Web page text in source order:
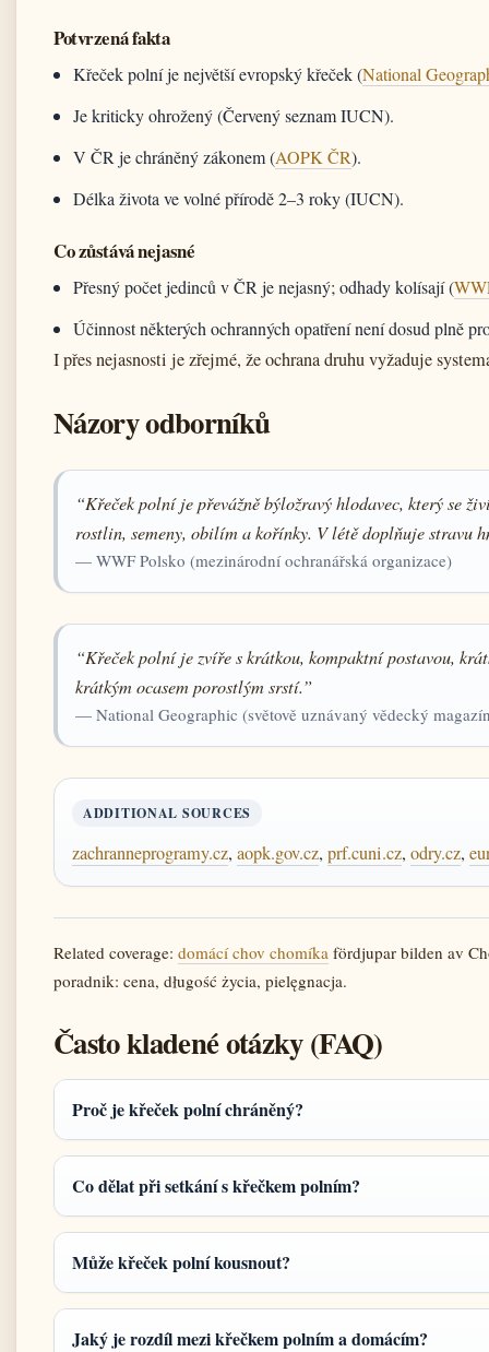
Potvrzená fakta
Křeček polní je největší evropský křeček (National
Je kriticky ohrožený (Červený seznam IUCN).
V ČR je chráněný zákonem (AOPK ČR).
Délka života ve volné přírodě 2–3 roky (IUCN).
Co zůstává nejasné
Přesný počet jedinců v ČR je nejasný; odhady kolísají (
Účinnost některých ochranných opatření není dosud plně
I přes nejasnosti je zřejmé, že ochrana druhu vyžaduje
Názory odborníků
“Křeček polní je převážně býložravý hlodavec, který se
rostlin, semeny, obilím a kořínky. V létě doplňuje stravu
— WWF Polsko (mezinárodní ochranářská organizace)
“Křeček polní je zvíře s krátkou, kompaktní postavou,
krátkým ocasem porostlým srstí.”
— National Geographic (světově uznávaný vědecký
ADDITIONAL SOURCES
zachranneprogramy.cz, aopk.gov.cz, prf.cuni.cz, odry.cz,
Related coverage: domácí chov chomíka fördjupar bilden av
poradnik: cena, długość życia, pielęgnacja.
Často kladené otázky (FAQ)
Proč je křeček polní chráněný?
Co dělat při setkání s křečkem polním?
Může křeček polní kousnout?
Jaký je rozdíl mezi křečkem polním a domácím?